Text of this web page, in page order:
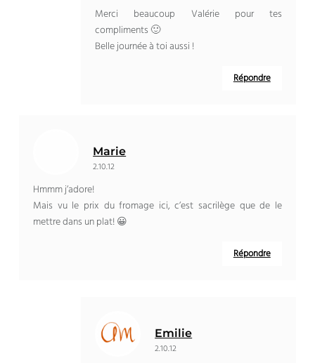
Merci beaucoup Valérie pour tes
compliments 🙂
Belle journée à toi aussi !
Répondre
Marie
2.10.12
Hmmm j’adore!
Mais vu le prix du fromage ici, c’est sacrilège que de le
mettre dans un plat! 😀
Répondre
Emilie
2.10.12